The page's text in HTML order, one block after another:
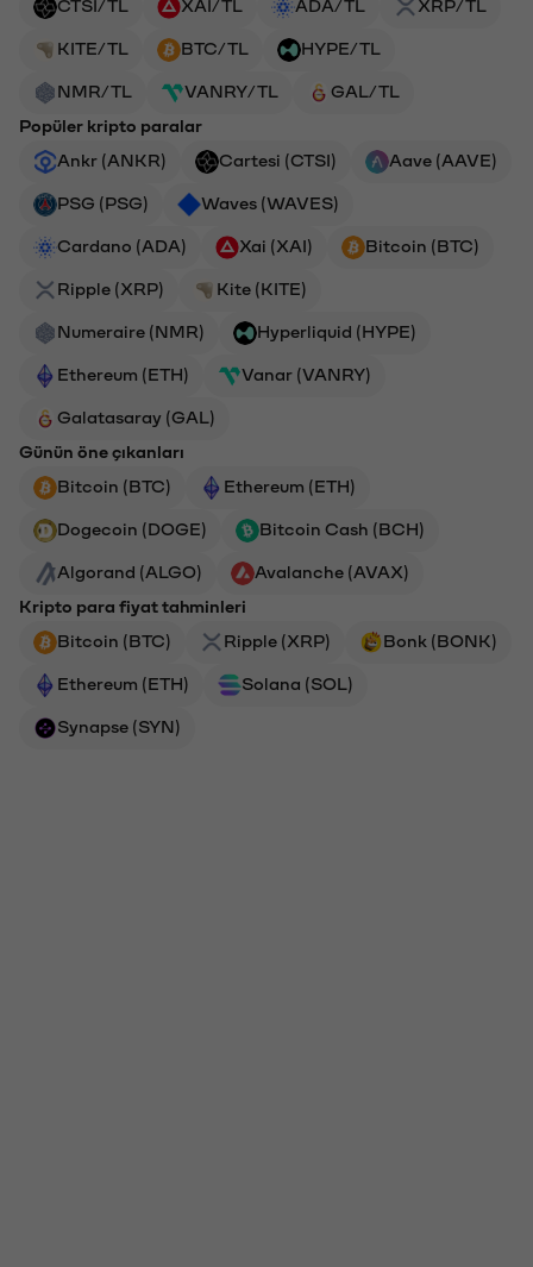
CTSI/TL
XAI/TL ADA/TL XRP/TL
KITE/TL BTC/TL HYPE/TL
NMR/TL VANRY/TL
GAL/TL
Popüler kripto paralar
Ankr (ANKR)
Cartesi (CTSI) Aave (AAVE)
PSG (PSG) Waves (WAVES)
Cardano (ADA) Xai (XAI) Bitcoin (BTC)
Ripple (XRP) Kite (KITE)
Numeraire (NMR) Hyperliquid (HYPE)
Ethereum (ETH) Vanar (VANRY)
Galatasaray (GAL)
Günün öne çıkanları
Bitcoin (BTC)
Ethereum (ETH)
Dogecoin (DOGE) Bitcoin Cash (BCH)
Algorand (ALGO)
Avalanche (AVAX)
Kripto para fiyat tahminleri
Bitcoin (BTC)
Ripple (XRP) Bonk (BONK)
Ethereum (ETH) Solana (SOL)
Synapse (SYN)